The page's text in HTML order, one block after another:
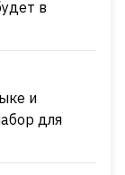
в
и
для